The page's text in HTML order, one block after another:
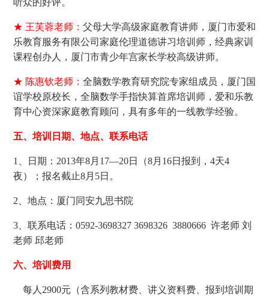
听众的好评。
★ 王芙蓉老师： 父母大学高级家庭教育讲师，厦门市爱和
乐教育服务有限公司家庭伦理道德讲习培训师，经典家训
课程创办人，厦门市青少年宫家长学校高级讲师。
★ 陈惠钦老师： 全脑数学教育研究院专家组成员，厦门国
谊学校原校长，全脑数学手指快算首席培训师，爱和乐教
育中心资深家庭教育顾问，具有多年的一线教学经验。
五、培训日期、地点、联系电话
1、日期：2013年8月17—20日（8月16日报到，4天4
夜）；报名截止8月5日。
2、地点：厦门同安九思书院
3、联系电话： 0592-3698327 3698326 3880666 许老师 刘
老师 邱老师
六、培训费用
每人2900元（含系列教材费、讲义资料费、报到培训期